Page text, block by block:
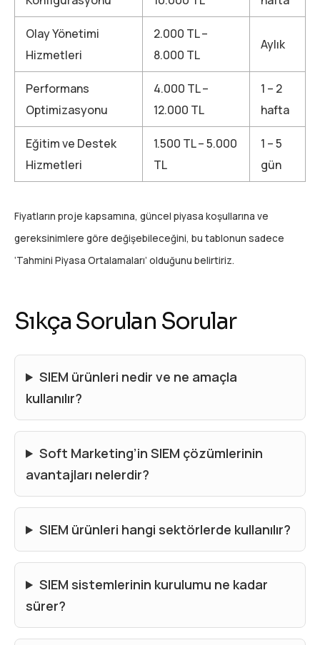
Olay Yönetimi
Hizmetleri
2.000 TL –
8.000 TL
Aylık
Performans
Optimizasyonu
4.000 TL –
12.000 TL
1 – 2
hafta
Eğitim ve Destek
Hizmetleri
1.500 TL – 5.000
TL
1 – 5
gün
Fiyatların proje kapsamına, güncel piyasa koşullarına ve
gereksinimlere göre değişebileceğini, bu tablonun sadece
‘Tahmini Piyasa Ortalamaları’ olduğunu belirtiriz.
Sıkça Sorulan Sorular
SIEM ürünleri nedir ve ne amaçla
kullanılır?
Soft Marketing’in SIEM çözümlerinin
avantajları nelerdir?
SIEM ürünleri hangi sektörlerde kullanılır?
SIEM sistemlerinin kurulumu ne kadar
sürer?